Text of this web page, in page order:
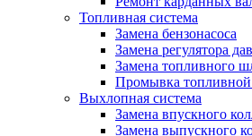
Топливная система
Замена бензонасоса
Замена регулятора
Замена топливного
Промывка топливной
Выхлопная система
Замена впускного
Замена выпускного